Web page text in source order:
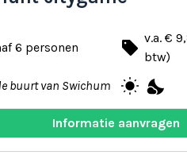
6 personen local_offer v.a. €
btw)
buurt van Swichum wb_sunny nights_stay
Informatie aanvragen